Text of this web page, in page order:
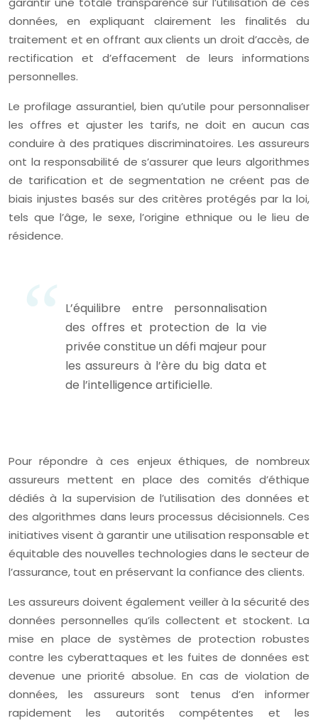
données, en expliquant clairement les finalités du
traitement et en offrant aux clients un droit d’accès, de
rectification et d’effacement de leurs informations
personnelles.
Le profilage assurantiel, bien qu’utile pour personnaliser
les offres et ajuster les tarifs, ne doit en aucun cas
conduire à des pratiques discriminatoires. Les assureurs
ont la responsabilité de s’assurer que leurs algorithmes
de tarification et de segmentation ne créent pas de
biais injustes basés sur des critères protégés par la loi,
tels que l’âge, le sexe, l’origine ethnique ou le lieu de
résidence.
L’équilibre entre personnalisation
des offres et protection de la vie
privée constitue un défi majeur pour
les assureurs à l’ère du big data et
de l’intelligence artificielle.
Pour répondre à ces enjeux éthiques, de nombreux
assureurs mettent en place des comités d’éthique
dédiés à la supervision de l’utilisation des données et
des algorithmes dans leurs processus décisionnels. Ces
initiatives visent à garantir une utilisation responsable et
équitable des nouvelles technologies dans le secteur de
l’assurance, tout en préservant la confiance des clients.
Les assureurs doivent également veiller à la sécurité des
données personnelles qu’ils collectent et stockent. La
mise en place de systèmes de protection robustes
contre les cyberattaques et les fuites de données est
devenue une priorité absolue. En cas de violation de
données, les assureurs sont tenus d’en informer
rapidement les autorités compétentes et les